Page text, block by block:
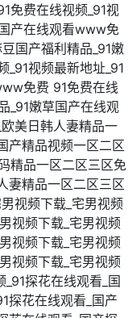
免费在线视频_91视
产在线观看www免
国产福利精品_91嫩
_91视频最新地址_91
免费 91免费在线
_91嫩草国产在线观
美日韩人妻精品一
产精品视频一区二区
精品一区二区三区免
妻精品一区二区三区
视频下载_宅男视频
视频下载_宅男视频
视频下载_宅男视频
视频下载_宅男视频
_91探花在线观看_国
探花在线观看_国产